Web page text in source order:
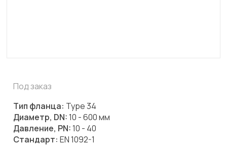
Под заказ
Тип фланца: Type 34
Диаметр, DN:10 - 600 мм
Давление, PN:10 - 40
Стандарт: EN 1092-1